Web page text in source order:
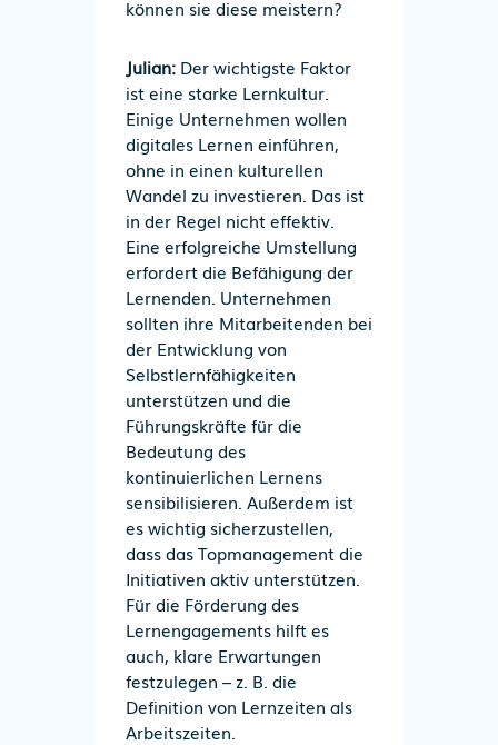
können sie diese meistern?
Julian:Der wichtigste Faktor
ist eine starke Lernkultur.
Einige Unternehmen wollen
digitales Lernen einführen,
ohne in einen kulturellen
Wandel zu investieren. Das ist
in der Regel nicht effektiv.
Eine erfolgreiche Umstellung
erfordert die Befähigung der
Lernenden. Unternehmen
sollten ihre Mitarbeitenden bei
der Entwicklung von
Selbstlernfähigkeiten
unterstützen und die
Führungskräfte für die
Bedeutung des
kontinuierlichen Lernens
sensibilisieren. Außerdem ist
es wichtig sicherzustellen,
dass das Topmanagement die
Initiativen aktiv unterstützen.
Für die Förderung des
Lernengagements hilft es
auch, klare Erwartungen
festzulegen –z. B. die
Definition von Lernzeiten als
Arbeitszeiten.